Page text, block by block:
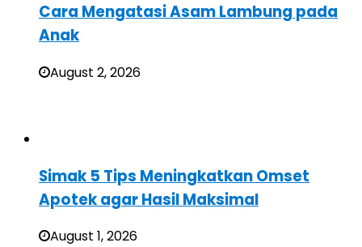
Cara Mengatasi Asam Lambung pada
Anak
August 2, 2026
Simak 5 Tips Meningkatkan Omset
Apotek agar Hasil Maksimal
August 1, 2026